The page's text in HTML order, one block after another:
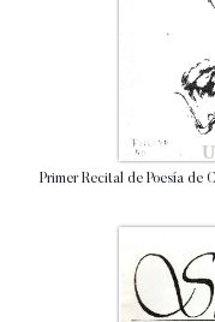
Primer Recital de Poesía de